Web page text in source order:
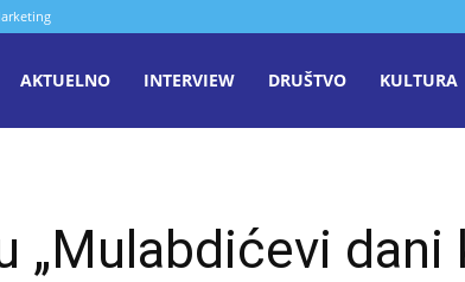
AKTUELNO INTERVIEW DRUŠTVO KULTURA
„Mulabdićevi dani